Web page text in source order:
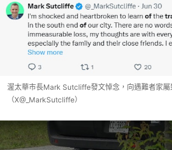
渥太華市長Mark Sutcliffe發文悼念，向遇難者家屬
（X@_MarkSutcliffe）